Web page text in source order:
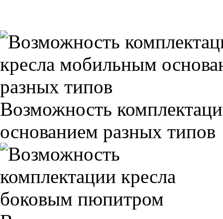
Возможность
основанием разных типов